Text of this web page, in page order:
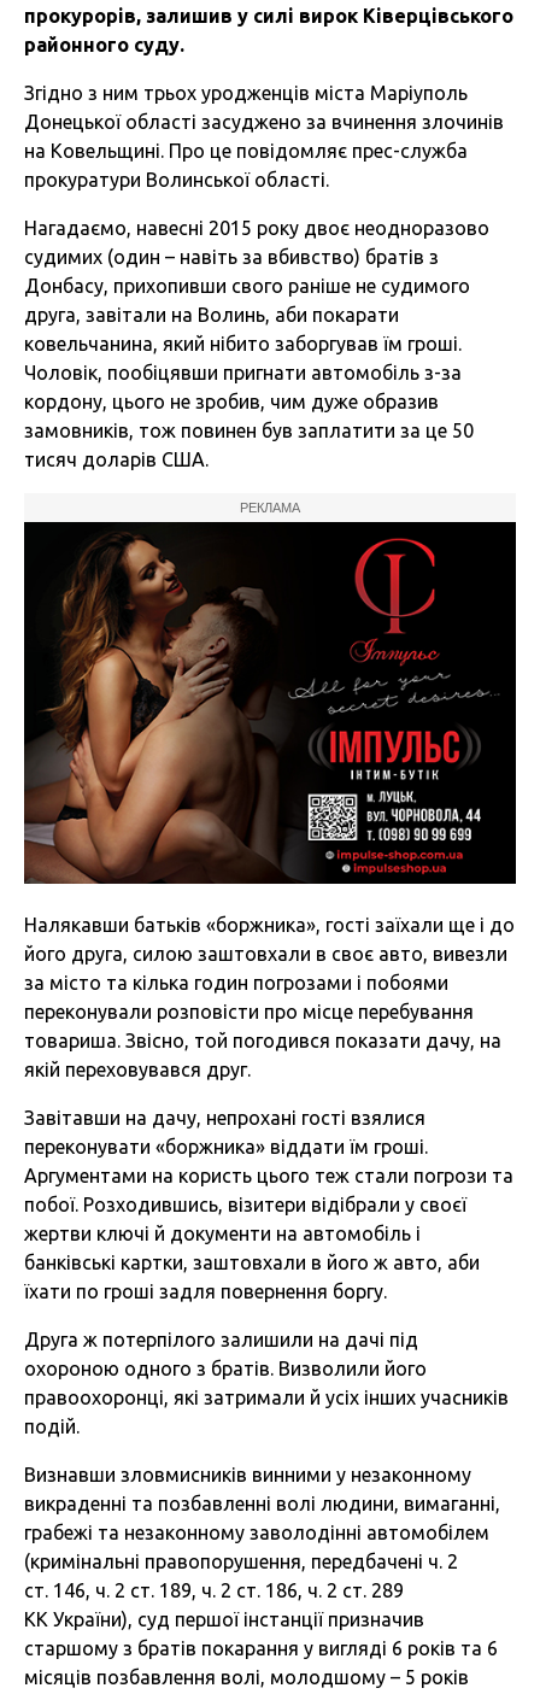
прокурорів, залишив у силі вирок Ківерцівського
районного суду.
Згідно з ним трьох уродженців міста Маріуполь
Донецької області засуджено за вчинення злочинів
на Ковельщині. Про це повідомляє прес-служба
прокуратури Волинської області.
Нагадаємо, навесні 2015 року двоє неодноразово
судимих (один – навіть за вбивство) братів з
Донбасу, прихопивши свого раніше не судимого
друга, завітали на Волинь, аби покарати
ковельчанина, який нібито заборгував їм гроші.
Чоловік, пообіцявши пригнати автомобіль з-за
кордону, цього не зробив, чим дуже образив
замовників, тож повинен був заплатити за це 50
тисяч доларів США.
РЕКЛАМА
Налякавши батьків «боржника», гості заїхали ще і до
його друга, силою заштовхали в своє авто, вивезли
за місто та кілька годин погрозами і побоями
переконували розповісти про місце перебування
товариша. Звісно, той погодився показати дачу, на
якій переховувався друг.
Завітавши на дачу, непрохані гості взялися
переконувати «боржника» віддати їм гроші.
Аргументами на користь цього теж стали погрози та
побої. Розходившись, візитери відібрали у своєї
жертви ключі й документи на автомобіль і
банківські картки, заштовхали в його ж авто, аби
їхати по гроші задля повернення боргу.
Друга ж потерпілого залишили на дачі під
охороною одного з братів. Визволили його
правоохоронці, які затримали й усіх інших учасників
подій.
Визнавши зловмисників винними у незаконному
викраденні та позбавленні волі людини, вимаганні,
грабежі та незаконному заволодінні автомобілем
(кримінальні правопорушення, передбачені ч. 2
ст. 146, ч. 2 ст. 189, ч. 2 ст. 186, ч. 2 ст. 289
КК України), суд першої інстанції призначив
старшому з братів покарання у вигляді 6 років та 6
місяців позбавлення волі, молодшому – 5 років